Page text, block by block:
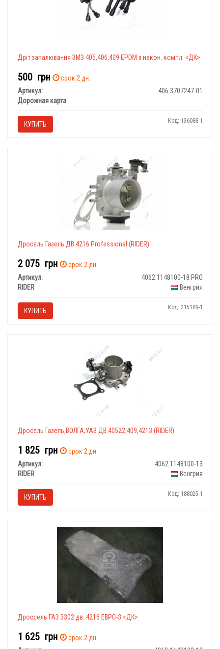
Дріт запалювання ЗМЗ 405,406,409 ЕPDM з након. компл. <ДК>
500 грн
срок 2 дн.
Артикул:
406.3707247-01
Дорожная карта
КУПИТЬ Код: 136088-1
Дросель Газель ДВ.4216 Professional (RIDER)
2 075 грн
срок 2 дн.
Артикул:
4062.1148100-18 PRO
RIDER
Венгрия
КУПИТЬ Код: 215189-1
Дросель Газель,ВОЛГА,УАЗ ДВ.40522,409,4213 (RIDER)
1 825 грн
срок 2 дн.
Артикул:
4062.1148100-13
RIDER
Венгрия
КУПИТЬ Код: 188025-1
Дроссель ГАЗ 3302 дв. 4216 ЕВРО-3 <ДК>
1 625 грн
срок 2 дн.